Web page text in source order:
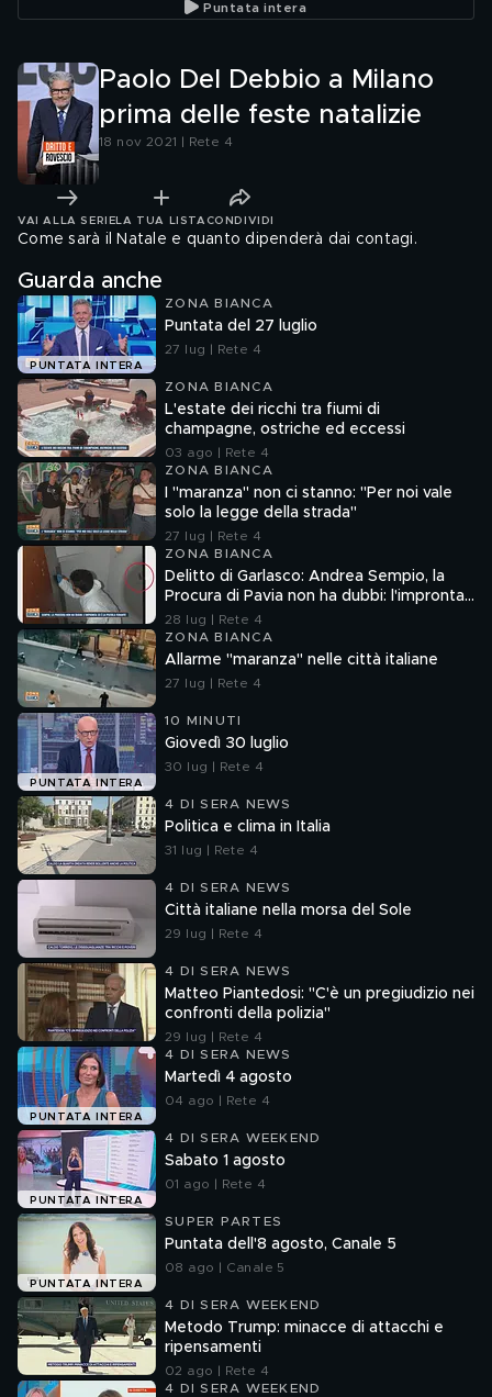
Puntata intera
Paolo Del Debbio a Milano
prima delle feste natalizie
18 nov 2021 | Rete 4
VAI ALLA SERIE LA TUA LISTA CONDIVIDI
Come sarà il Natale e quanto dipenderà dai contagi.
Guarda anche
PUNTATA INTERA
ZONA BIANCA
Puntata del 27 luglio
27 lug | Rete 4
ZONA BIANCA
L'estate dei ricchi tra fiumi di
champagne, ostriche ed eccessi
03 ago | Rete 4
ZONA BIANCA
I "maranza" non ci stanno: "Per noi vale
solo la legge della strada"
27 lug | Rete 4
ZONA BIANCA
Delitto di Garlasco: Andrea Sempio, la
Procura di Pavia non ha dubbi: l'impronta
33 è la pistola fumante
28 lug | Rete 4
ZONA BIANCA
Allarme "maranza" nelle città italiane
27 lug | Rete 4
PUNTATA INTERA
10 MINUTI
Giovedì 30 luglio
30 lug | Rete 4
4 DI SERA NEWS
Politica e clima in Italia
31 lug | Rete 4
4 DI SERA NEWS
Città italiane nella morsa del Sole
29 lug | Rete 4
4 DI SERA NEWS
Matteo Piantedosi: "C'è un pregiudizio nei
confronti della polizia"
29 lug | Rete 4
PUNTATA INTERA
4 DI SERA NEWS
Martedì 4 agosto
04 ago | Rete 4
PUNTATA INTERA
4 DI SERA WEEKEND
Sabato 1 agosto
01 ago | Rete 4
PUNTATA INTERA
SUPER PARTES
Puntata dell'8 agosto, Canale 5
08 ago | Canale 5
4 DI SERA WEEKEND
Metodo Trump: minacce di attacchi e
ripensamenti
02 ago | Rete 4
4 DI SERA WEEKEND